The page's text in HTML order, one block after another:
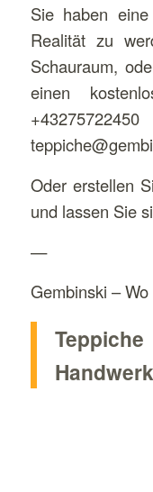
Sie haben
Realität zu
Schauraum,
einen
Oder erstellen
und lassen Sie
—
Gembinski –